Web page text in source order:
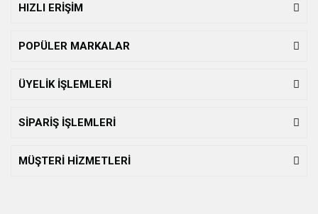
HIZLI ERİŞİM
POPÜLER MARKALAR
ÜYELİK İŞLEMLERİ
SİPARİŞ İŞLEMLERİ
MÜŞTERİ HİZMETLERİ